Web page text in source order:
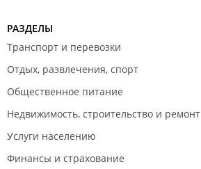
РАЗДЕЛЫ
Транспорт и перевозки
Отдых, развлечения, спорт
Общественное питание
Недвижимость, строительство и ремонт
Услуги населению
Финансы и страхование